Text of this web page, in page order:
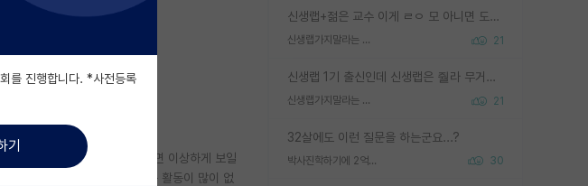
신생랩+젊은 교수 이게 ㄹㅇ 모 아니면 도인듯.
신생랩가지말라는 이유가 있었구나 21
신생랩 1기 출신인데 신생랩은 줠라 무거운 바벨 같은거임. 들면 대박인데 못들면 깔려 죽음. 아무도 알려주지 않는 환경에서 자생해야하지만, 일단 살아남았다면 그 어떤 사람보다 악착같고 생존력 높은 사람으로 거듭날 수 있음
신생랩가지말라는 이유가 있었구나 21
32살에도 이런 질문을 하는군요...?
박사진학하기에 2억은 괜찮은 (?) 정도의 경제력인가요 30
래에 학부보다 대학원이 낮으면 이상하게 보일
데 정년이 4년 남으셨고 연구 활동이 많이 없
를 진행합니다. *사전등록
기